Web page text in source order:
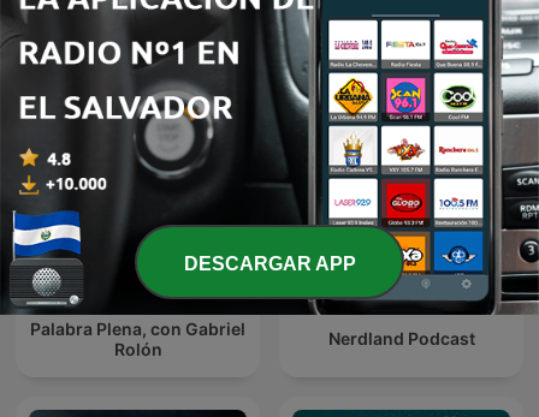
Science Documentaries Hipsters Ponto Tech
Palabra Plena, con Gabriel
Rolón
Nerdland Podcast
DESCARGAR APP